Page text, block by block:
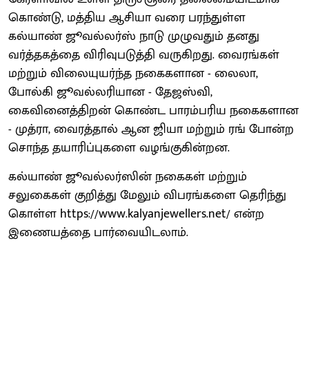
கொண்டு, மத்திய ஆசியா வரை பரந்துள்ள
கல்யாண் ஜூவல்லர்ஸ் நாடு முழுவதும் தனது
வர்த்தகத்தை விரிவுபடுத்தி வருகிறது. வைரங்கள்
மற்றும் விலையுயர்ந்த நகைகளான - லைலா,
போல்கி ஜூவல்லரியான - தேஜஸ்வி,
கைவினைத்திறன் கொண்ட பாரம்பரிய நகைகளான
- முத்ரா, வைரத்தால் ஆன ஜியா மற்றும் ரங் போன்ற
சொந்த தயாரிப்புகளை வழங்குகின்றன.
கல்யாண் ஜூவல்லர்ஸின் நகைகள் மற்றும்
சலுகைகள் குறித்து மேலும் விபரங்களை தெரிந்து
கொள்ள https://www.kalyanjewellers.net/ என்ற
இணையத்தை பார்வையிடலாம்.